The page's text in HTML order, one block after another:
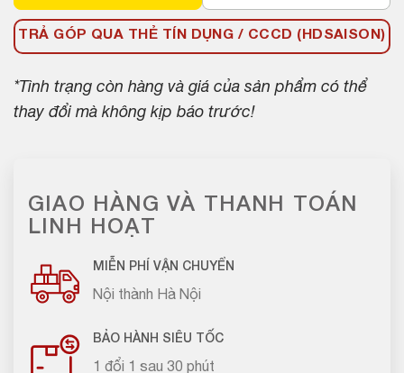
TRẢ GÓP QUA THẺ TÍN DỤNG / CCCD (HDSAISON)
*Tình trạng còn hàng và giá của sản phẩm có thể
thay đổi mà không kịp báo trước!
GIAO HÀNG VÀ THANH TOÁN
LINH HOẠT
MIỄN PHÍ VẬN CHUYỂN
Nội thành Hà Nội
BẢO HÀNH SIÊU TỐC
1 đổi 1 sau 30 phút